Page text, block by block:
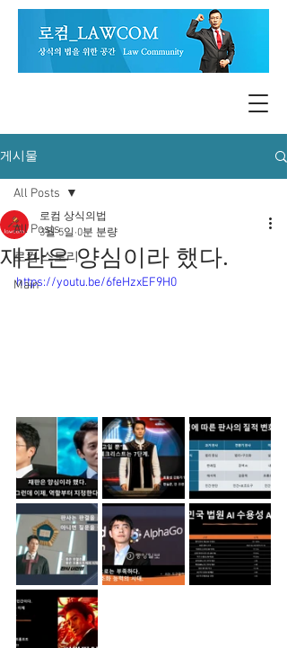
게시물
All Posts
로컴 스토리
Main
All Posts
재판은 양심이라 했다.
로컴 상식의법
3월 5일 0분 분량
https://youtu.be/6feHzxEF9H0